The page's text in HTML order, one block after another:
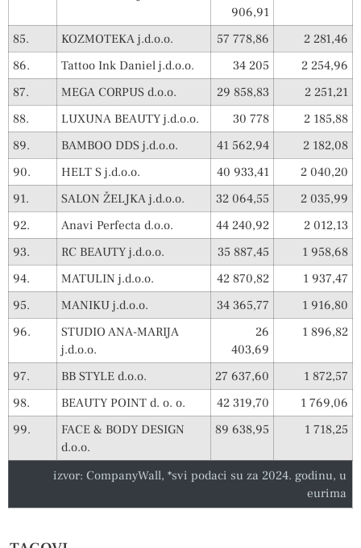
906,91
85. KOZMOTEKA j.d.o.o. 57 778,86
2 281,46
86.
Tattoo Ink Daniel j.d.o.o. 34 205
2 254,96
87.
MEGA CORPUS d.o.o. 29 858,83
2 251,21
88.
LUXUNA BEAUTY j.d.o.o. 30 778
2 185,88
89.
BAMBOO DDS j.d.o.o. 41 562,94
2 182,08
90.
HELT S j.d.o.o. 40 933,41
2 040,20
91.
SALON ŽELJKA j.d.o.o. 32 064,55
2 035,99
92.
Anavi Perfecta d.o.o. 44 240,92
2 012,13
93.
RC BEAUTY j.d.o.o. 35 887,45
1 958,68
94.
MATULIN j.d.o.o. 42 870,82
1 937,47
95.
MANIKU j.d.o.o. 34 365,77
1 916,80
96.
STUDIO ANA-MARIJA
j.d.o.o.
26
403,69
1 896,82
97. BB STYLE d.o.o. 27 637,60
1 872,57
98.
BEAUTY POINT d. o. o. 42 319,70
1 769,06
99.
FACE & BODY DESIGN
d.o.o.
89 638,95 1 718,25
izvor: CompanyWall, *svi podaci su za 2024. godinu, u
eurima